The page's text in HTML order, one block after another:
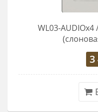
WL03-AUDIOx4
3